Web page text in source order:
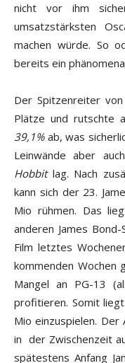
nicht vor ihm
umsatzstärksten
machen würde. So
bereits ein
Der Spitzenreiter
Plätze und rutschte
39,1%ab, was
Leinwände aber
Hobbitlag. Nach
kann sich der 23.
Mio rühmen. Das
anderen James
Film letztes
kommenden Wochen
Mangel an PG-13
profitieren. Somit
Mio einzuspielen. Der
in der Zwischenzeit
spätestens Anfang